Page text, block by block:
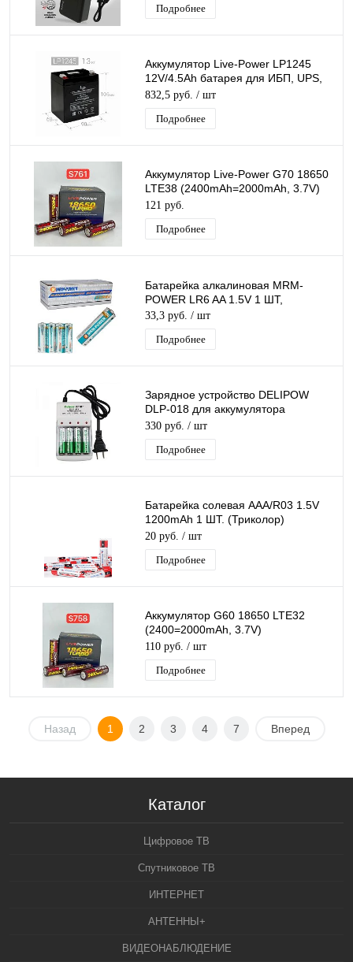
Подробнее
Аккумулятор Live-Power LP1245
12V/4.5Ah батарея для ИБП, UPS,
свинцово-кислотный
(90*70*105mm)
832,5 руб. / шт
Подробнее
Аккумулятор Live-Power G70 18650
LTE38 (2400mAh=2000mAh, 3.7V)
перезаряжаемая литий-ионная
Батарейка
121 руб.
Подробнее
Батарейка алкалиновая MRM-
POWER LR6 AA 1.5V 1 ШТ,
33,3 руб. / шт
Подробнее
Зарядное устройство DELIPOW
DLP-018 для аккумулятора
(4*AA/AAA)
330 руб. / шт
Подробнее
Батарейка солевая AAA/R03 1.5V
1200mAh 1 ШТ. (Триколор)
(Космос) (Трофи) (SUPRMAX) 1 ШТ.
20 руб. / шт
Подробнее
Аккумулятор G60 18650 LTE32
(2400=2000mAh, 3.7V)
перезаряжаемая литий-ионная
Батарейка
110 руб. / шт
Подробнее
Назад 1 2 3 4 7 Вперед
Каталог
Цифровое ТВ
Спутниковое ТВ
ИНТЕРНЕТ
АНТЕННЫ+
ВИДЕОНАБЛЮДЕНИЕ